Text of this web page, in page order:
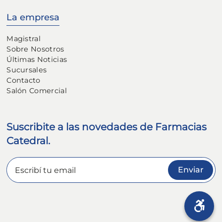
La empresa
Magistral
Sobre Nosotros
Últimas Noticias
Sucursales
Contacto
Salón Comercial
Suscribite a las novedades de Farmacias
Catedral.
Enviar